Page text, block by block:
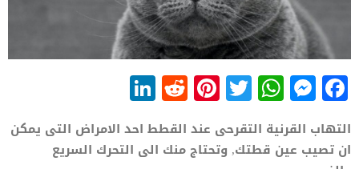
Facebook
Messenger
WhatsApp
Twitter
Pinterest
Reddit
التهاب القرنية التقرحى عند القطط احد الامراض التى يمكن
ان تصيب عين قطتك, وتحتاج منك الى التحرك السريع